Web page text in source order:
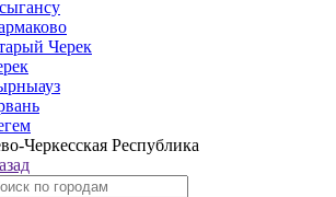
Черек
Черкесская Республика